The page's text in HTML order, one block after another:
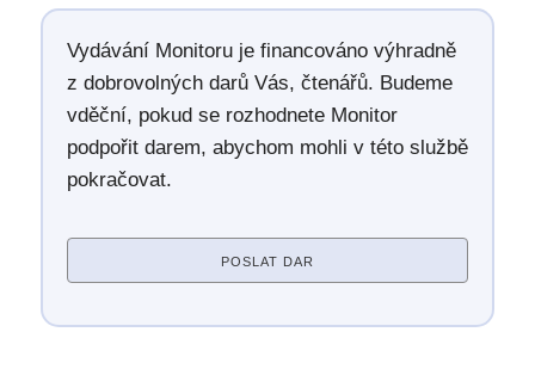
Vydávání Monitoru je financováno výhradně
z dobrovolných darů Vás, čtenářů. Budeme
vděční, pokud se rozhodnete Monitor
podpořit darem, abychom mohli v této službě
pokračovat.
POSLAT DAR